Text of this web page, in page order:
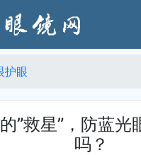
护眼
”救星”，防蓝光
吗？